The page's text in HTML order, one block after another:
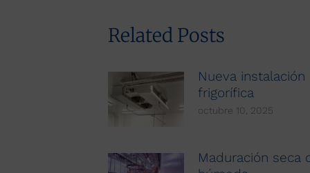
Related Posts
Nueva instalación
frigorífica
octubre 10, 2025
Maduración seca